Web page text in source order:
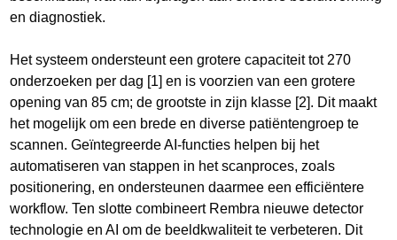
en diagnostiek.
Het systeem ondersteunt een grotere capaciteit tot 270
onderzoeken per dag [1] en is voorzien van een grotere
opening van 85 cm; de grootste in zijn klasse [2]. Dit maakt
het mogelijk om een brede en diverse patiëntengroep te
scannen. Geïntegreerde AI-functies helpen bij het
automatiseren van stappen in het scanproces, zoals
positionering, en ondersteunen daarmee een efficiëntere
workflow. Ten slotte combineert Rembra nieuwe detector
technologie en AI om de beeldkwaliteit te verbeteren. Dit